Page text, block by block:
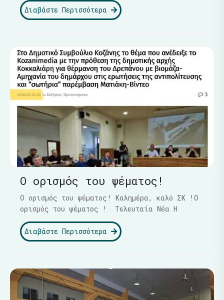
Διαβάστε Περισσότερα
Ο ορισμός του ψέματος!
Ο ορισμός του ψέματος! Καλημέρα, καλό ΣΚ !Ο
ορισμός του ψέματος ! Τελευταία Νέα Η
Διαβάστε Περισσότερα